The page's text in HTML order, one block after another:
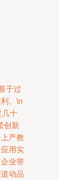
于过
。\n
几十
创新
产教
用实
业带
动品